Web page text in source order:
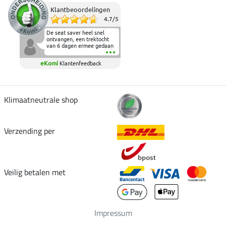
Klantbeoordelingen
4.7/5
De seat saver heel snel
ontvangen, een trektocht
van 6 dagen ermee gedaan
en deze heeft de beproeving
fantastisch doorstaan.
Heerlijk zacht om op te
elkaar in het zadel.
eKomi Klantenfeedback
Klimaatneutrale shop
Verzending per
Veilig betalen met
Impressum